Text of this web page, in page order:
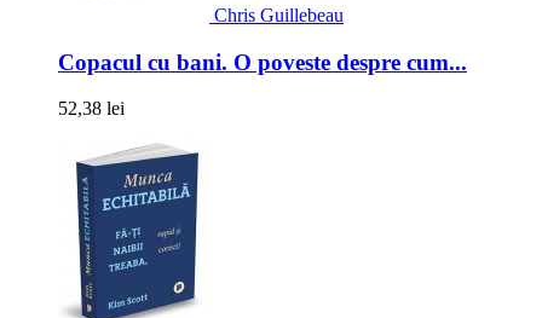
Chris Guillebeau
Copacul cu bani. O poveste despre cum...
52,38 lei